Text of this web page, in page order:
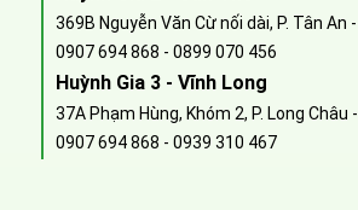
369B Nguyễn Văn Cừ nối dài, P. Tân An -
0907 694 868 - 0899 070 456
Huỳnh Gia 3 - Vĩnh Long
37A Phạm Hùng, Khóm 2, P. Long Châu -
0907 694 868 - 0939 310 467